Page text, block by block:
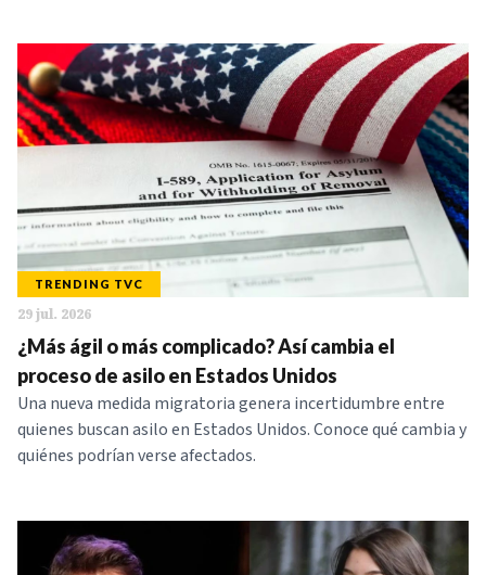
TRENDING TVC
29 jul. 2026
¿Más ágil o más complicado? Así cambia el
proceso de asilo en Estados Unidos
Una nueva medida migratoria genera incertidumbre entre
quienes buscan asilo en Estados Unidos. Conoce qué cambia y
quiénes podrían verse afectados.